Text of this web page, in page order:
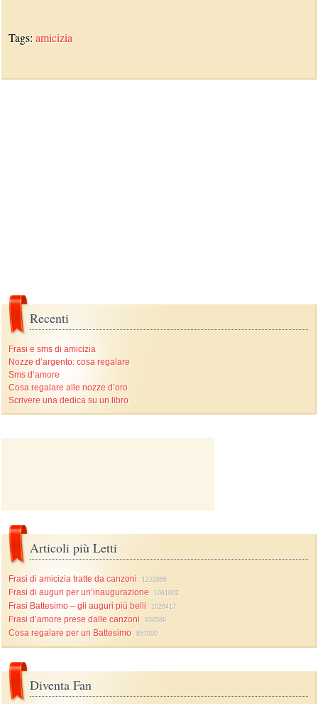
Tags:amicizia
Recenti
Frasi e sms di amicizia
Nozze d’argento: cosa regalare
Sms d’amore
Cosa regalare alle nozze d’oro
Scrivere una dedica su un libro
Articoli più Letti
Frasi di amicizia tratte da canzoni 1222866
Frasi di auguri per un’inaugurazione 1061002
Frasi Battesimo – gli auguri più belli 1026417
Frasi d’amore prese dalle canzoni 930589
Cosa regalare per un Battesimo 857000
Diventa Fan